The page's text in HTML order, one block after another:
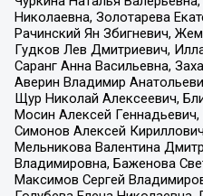
Николаевна, Золотарева
Рачинский Ян Збигневич,
Гудков Лев Дмитриевич,
Саранг Анна Васильевна,
Аверин Владимир
Щур Николай Алексеевич,
Мосин Алексей
Симонов Алексей
Мельникова Валентина
Владимировна, Баженова
Максимов Сергей